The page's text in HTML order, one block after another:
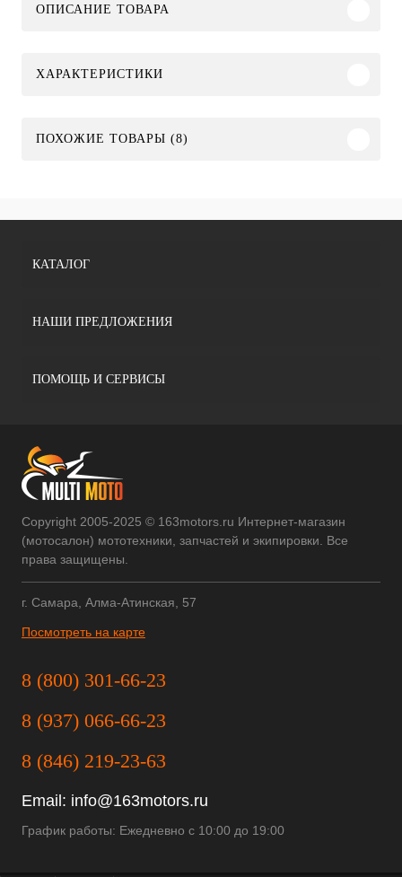
ОПИСАНИЕ ТОВАРА
ХАРАКТЕРИСТИКИ
ПОХОЖИЕ ТОВАРЫ (8)
КАТАЛОГ
НАШИ ПРЕДЛОЖЕНИЯ
ПОМОЩЬ И СЕРВИСЫ
Copyright 2005-2025 © 163motors.ru Интернет-магазин
(мотосалон) мототехники, запчастей и экипировки. Все
права защищены.
г. Самара, Алма-Атинская, 57
Посмотреть на карте
8 (800) 301-66-23
8 (937) 066-66-23
8 (846) 219-23-63
Email: info@163motors.ru
График работы: Ежедневно с 10:00 до 19:00